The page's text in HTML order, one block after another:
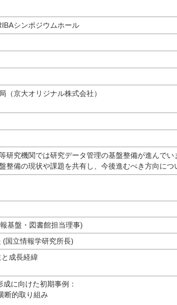
シンポジウムホール
（京大オリジナル株式会社）
研究機関では研究データ管理の基盤整備が進んでい
整備の現状や課題を共有し、今後進むべき方向につ
基盤・図書館担当理事)
国立情報学研究所長)
成長経緯
に向けた初期事例：
断的取り組み